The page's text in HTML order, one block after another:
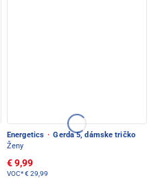
Energetics · Gerda 5, dámske tričko
Ženy
€ 9,99
VOC*€ 29,99